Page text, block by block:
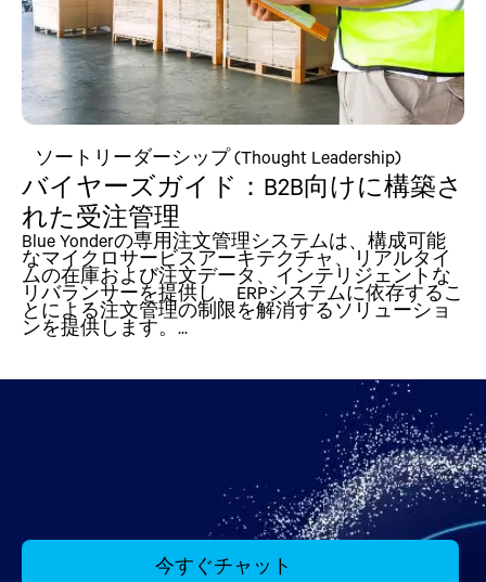
ソートリーダーシップ (Thought Leadership)
バイヤーズガイド：B2B向けに構築さ
れた受注管理
Blue Yonderの専用注文管理システムは、構成可能
なマイクロサービスアーキテクチャ、リアルタイ
ムの在庫および注文データ、インテリジェントな
リバランサーを提供し、ERPシステムに依存するこ
とによる注文管理の制限を解消するソリューショ
ンを提供します。...
今すぐチャット